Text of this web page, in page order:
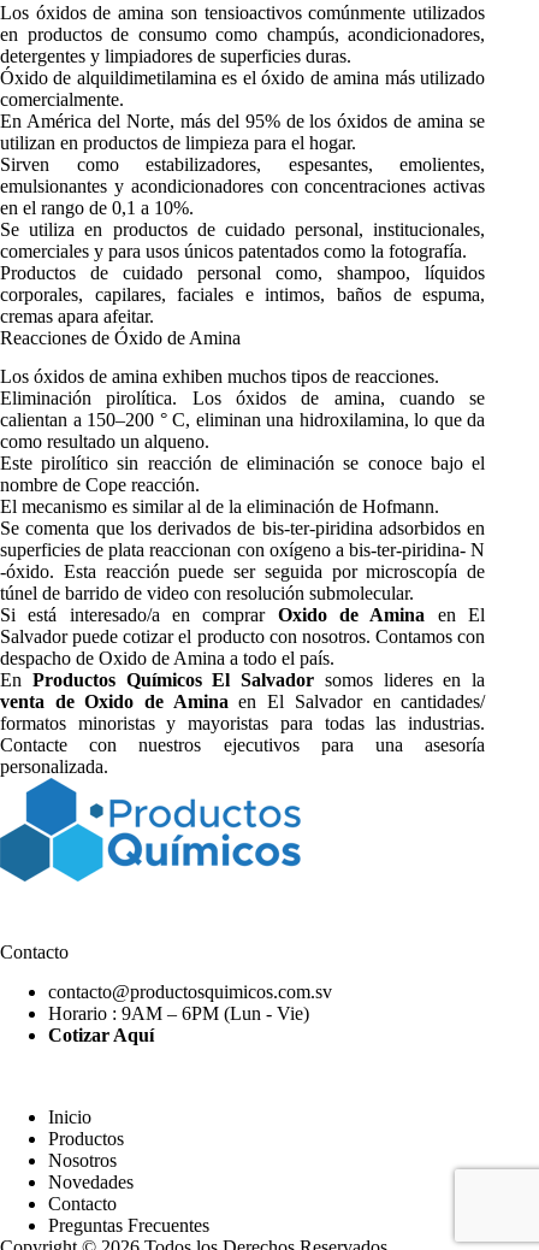
Los óxidos de amina son tensioactivos comúnmente utilizados
en productos de consumo como champús, acondicionadores,
detergentes y limpiadores de superficies duras.
Óxido de alquildimetilamina es el óxido de amina más utilizado
comercialmente.
En América del Norte, más del 95% de los óxidos de amina se
utilizan en productos de limpieza para el hogar.
Sirven como estabilizadores, espesantes, emolientes,
emulsionantes y acondicionadores con concentraciones activas
en el rango de 0,1 a 10%.
Se utiliza en productos de cuidado personal, institucionales,
comerciales y para usos únicos patentados como la fotografía.
Productos de cuidado personal como, shampoo, líquidos
corporales, capilares, faciales e intimos, baños de espuma,
cremas apara afeitar.
Reacciones de Óxido de Amina
Los óxidos de amina exhiben muchos tipos de reacciones.
Eliminación pirolítica. Los óxidos de amina, cuando se
calientan a 150–200 ° C, eliminan una hidroxilamina, lo que da
como resultado un alqueno.
Este pirolítico sin reacción de eliminación se conoce bajo el
nombre de Cope reacción.
El mecanismo es similar al de la eliminación de Hofmann.
Se comenta que los derivados de bis-ter-piridina adsorbidos en
superficies de plata reaccionan con oxígeno a bis-ter-piridina- N
-óxido. Esta reacción puede ser seguida por microscopía de
túnel de barrido de video con resolución submolecular.
Si está interesado/a en comprarOxido de Amina en El
Salvador puede cotizar el producto con nosotros. Contamos con
despacho de Oxido de Amina a todo el país.
En Productos Químicos El Salvador somos lideres en la
venta de Oxido de Aminaen El Salvador en cantidades/
formatos minoristas y mayoristas para todas las industrias.
Contacte con nuestros ejecutivos para una asesoría
personalizada.
Contacto
contacto@productosquimicos.com.sv
Horario : 9AM – 6PM (Lun - Vie)
Cotizar Aquí
Inicio
Productos
Nosotros
Novedades
Contacto
Preguntas Frecuentes